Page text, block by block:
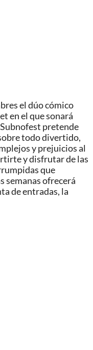
el dúo cómico
en el que sonará
pretende
todo divertido,
y prejuicios al
y disfrutar de las
que
semanas ofrecerá
de entradas, la